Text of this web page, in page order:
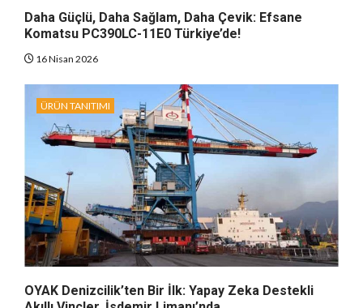
Daha Güçlü, Daha Sağlam, Daha Çevik: Efsane
Komatsu PC390LC-11E0 Türkiye’de!
16 Nisan 2026
ÜRÜN TANITIMI
OYAK Denizcilik’ten Bir İlk: Yapay Zeka Destekli